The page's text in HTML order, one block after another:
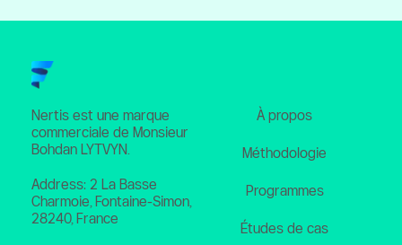
Nertis est une marque
commerciale de Monsieur
Bohdan LYTVYN.
Address: 2 La Basse
Charmoie, Fontaine-Simon,
28240, France
À propos
Méthodologie
Programmes
Études de cas